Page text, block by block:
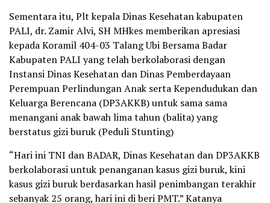
Sementara itu, Plt kepala Dinas Kesehatan kabupaten
PALI, dr. Zamir Alvi, SH MHkes memberikan apresiasi
kepada Koramil 404-03 Talang Ubi Bersama Badar
Kabupaten PALI yang telah berkolaborasi dengan
Instansi Dinas Kesehatan dan Dinas Pemberdayaan
Perempuan Perlindungan Anak serta Kependudukan dan
Keluarga Berencana (DP3AKKB) untuk sama sama
menangani anak bawah lima tahun (balita) yang
berstatus gizi buruk (Peduli Stunting)
“Hari ini TNI dan BADAR, Dinas Kesehatan dan DP3AKKB
berkolaborasi untuk penanganan kasus gizi buruk, kini
kasus gizi buruk berdasarkan hasil penimbangan terakhir
sebanyak 25 orang, hari ini di beri PMT.” Katanya